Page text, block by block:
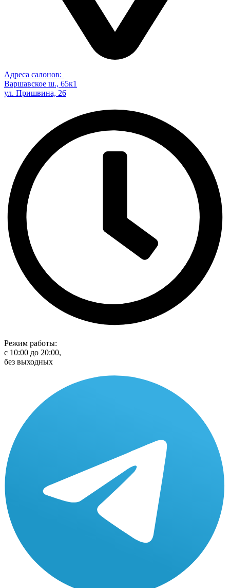
Адреса салонов:
Варшавское ш., 65к1
ул. Пришвина, 26
Режим работы:
с 10:00 до 20:00,
без выходных